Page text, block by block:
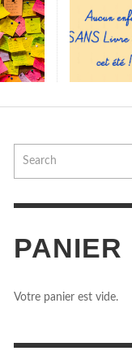
ENFANT
ÉTÉ !!!
PANIER
Votre panier est vide.